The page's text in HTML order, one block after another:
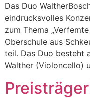
Das Duo
ein­drucksvolles
zum The­ma
Ober­schule aus
teil. Das Duo beste­ht
Walther (Vio­lon­cel­lo)